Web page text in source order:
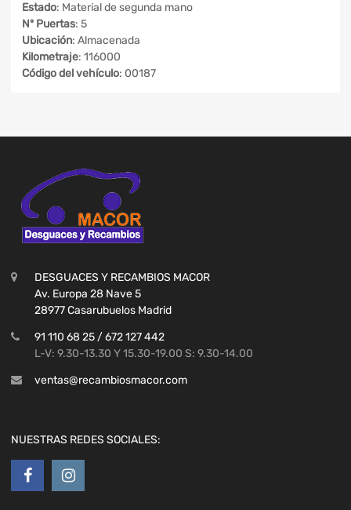
Estado: Material de segunda mano
Nº Puertas: 5
Ubicación: Almacenada
Kilometraje: 116000
Código del vehículo: 00187
DESGUACES Y RECAMBIOS MACOR
Av. Europa 28 Nave 5
28977 Casarubuelos Madrid
91 110 68 25 / 672 127 442
L-V: 9.30-13.30 Y 15.30-19.00 S: 9.30-14.00
ventas@recambiosmacor.com
NUESTRAS REDES SOCIALES: